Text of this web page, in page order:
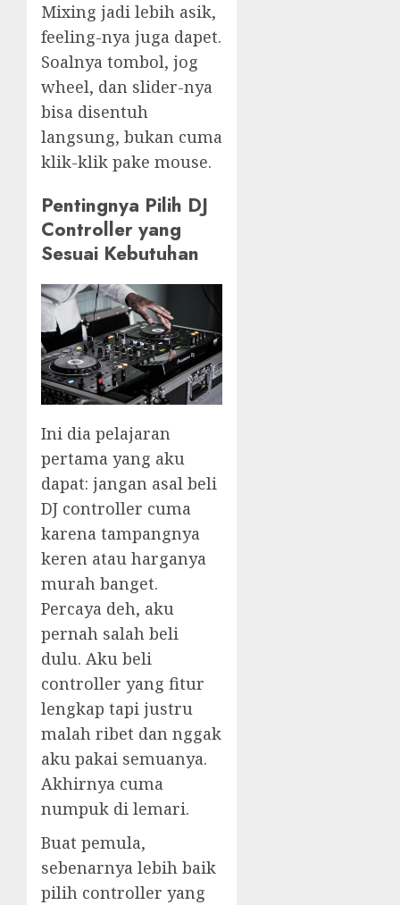
Mixing jadi lebih asik,
feeling-nya juga dapet.
Soalnya tombol, jog
wheel, dan slider-nya
bisa disentuh
langsung, bukan cuma
klik-klik pake mouse.
Pentingnya Pilih DJ
Controller yang
Sesuai Kebutuhan
Ini dia pelajaran
pertama yang aku
dapat: jangan asal beli
DJ controller cuma
karena tampangnya
keren atau harganya
murah banget.
Percaya deh, aku
pernah salah beli
dulu. Aku beli
controller yang fitur
lengkap tapi justru
malah ribet dan nggak
aku pakai semuanya.
Akhirnya cuma
numpuk di lemari.
Buat pemula,
sebenarnya lebih baik
pilih controller yang